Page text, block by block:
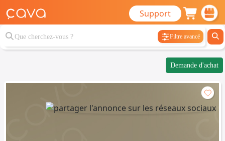
Support
Filtre avancé
Demande d'achat